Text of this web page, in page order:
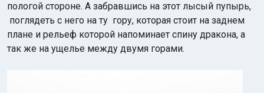
пологой стороне. А забравшись на этот лысый пупырь,
поглядеть с него на ту гору, которая стоит на заднем
плане и рельеф которой напоминает спину дракона, а
так же на ущелье между двумя горами.